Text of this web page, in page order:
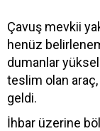
Çavuş mevkii
henüz
dumanlar
teslim olan
geldi.
İhbar üzerine